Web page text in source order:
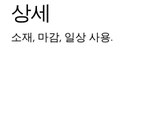
상세
소재, 마감, 일상 사용.